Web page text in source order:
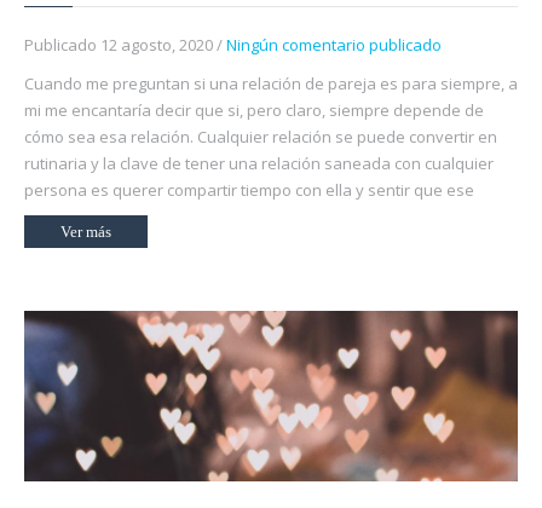
Publicado 12 agosto, 2020 /Ningún comentario publicado
Cuando me preguntan si una relación de pareja es para siempre, a
mi me encantaría decir que si, pero claro, siempre depende de
cómo sea esa relación. Cualquier relación se puede convertir en
rutinaria y la clave de tener una relación saneada con cualquier
persona es querer compartir tiempo con ella y sentir que ese
Ver más